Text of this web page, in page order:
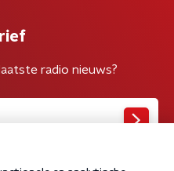
radio nieuws?